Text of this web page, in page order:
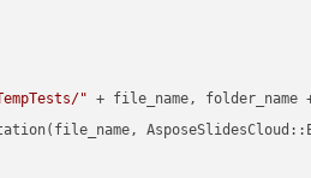
" + file_name, folder_name